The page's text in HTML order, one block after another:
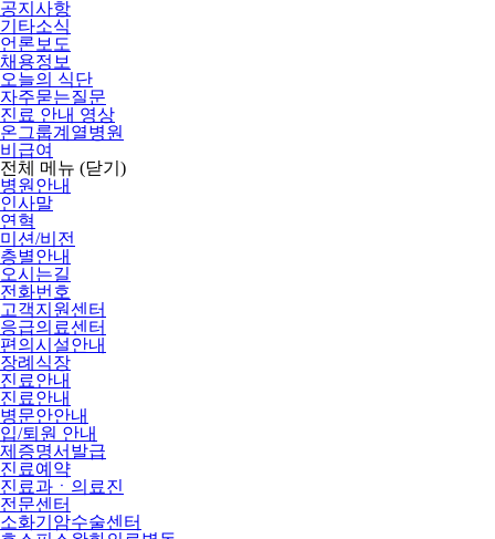
공지사항
기타소식
언론보도
채용정보
오늘의 식단
자주묻는질문
진료 안내 영상
온그룹계열병원
비급여
전체 메뉴 (닫기)
병원안내
인사말
연혁
미션/비전
층별안내
오시는길
전화번호
고객지원센터
응급의료센터
편의시설안내
장례식장
진료안내
진료안내
병문안안내
입/퇴원 안내
제증명서발급
진료예약
진료과ㆍ의료진
전문센터
소화기암수술센터